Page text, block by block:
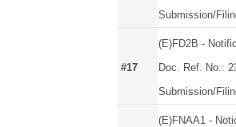
Submission/
#17
(E)FD2B -
Doc. Ref. No.:
Submission/
(E)FNAA1 -